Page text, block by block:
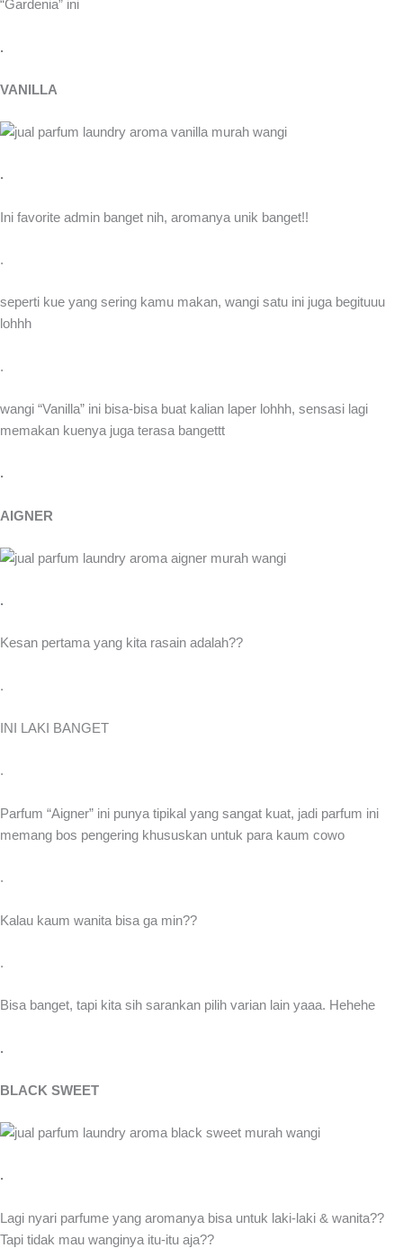
“Gardenia” ini
.
VANILLA
.
Ini favorite admin banget nih, aromanya unik banget!!
.
seperti kue yang sering kamu makan, wangi satu ini juga begituuu
lohhh
.
wangi “Vanilla” ini bisa-bisa buat kalian laper lohhh, sensasi lagi
memakan kuenya juga terasa bangettt
.
AIGNER
.
Kesan pertama yang kita rasain adalah??
.
INI LAKI BANGET
.
Parfum “Aigner” ini punya tipikal yang sangat kuat, jadi parfum ini
memang bos pengering khususkan untuk para kaum cowo
.
Kalau kaum wanita bisa ga min??
.
Bisa banget, tapi kita sih sarankan pilih varian lain yaaa. Hehehe
.
BLACK SWEET
.
Lagi nyari parfume yang aromanya bisa untuk laki-laki & wanita??
Tapi tidak mau wanginya itu-itu aja??